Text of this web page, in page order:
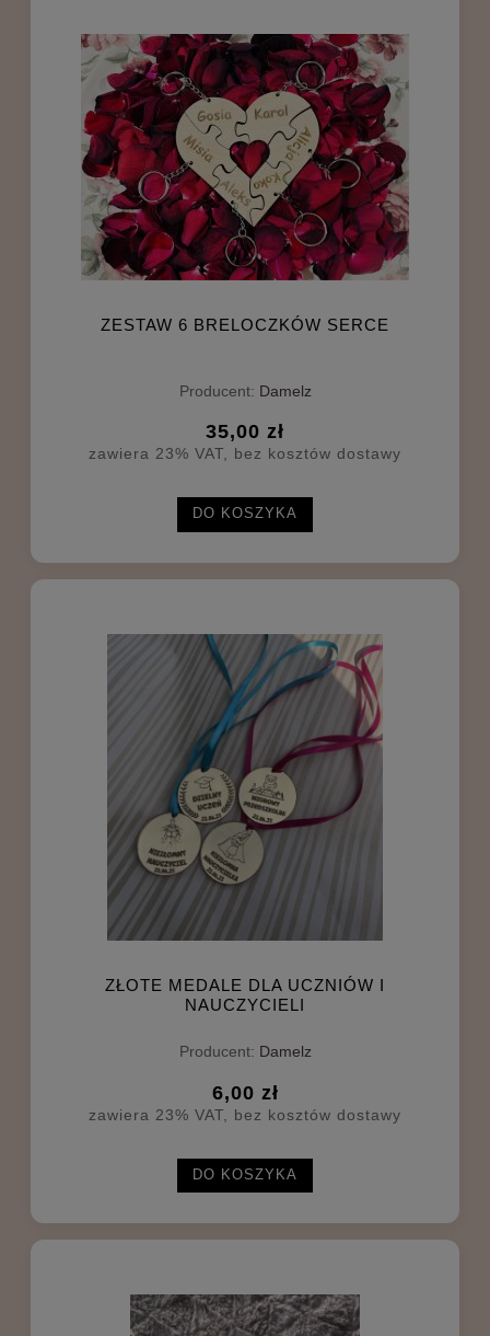
ZESTAW 6 BRELOCZKÓW SERCE
Producent: Damelz
35,00 zł
zawiera 23% VAT, bez kosztów dostawy
DO KOSZYKA
ZŁOTE MEDALE DLA UCZNIÓW I
NAUCZYCIELI
Producent: Damelz
6,00 zł
zawiera 23% VAT, bez kosztów dostawy
DO KOSZYKA